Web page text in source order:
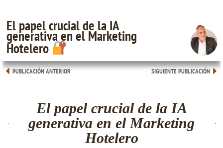
El papel crucial de la IA
generativa en el Marketing
Hotelero
PUBLICACIÓN ANTERIOR SIGUIENTE PUBLICACIÓN
El papel crucial de la IA
generativa en el Marketing
Hotelero